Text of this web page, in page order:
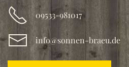
09533-981017
info@sonnen-braeu.de